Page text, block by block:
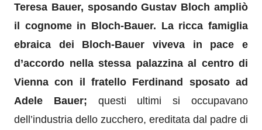
Teresa Bauer, sposando Gustav Bloch ampliò
il cognome in Bloch-Bauer. La ricca famiglia
ebraica dei Bloch-Bauerviveva in pace e
d’accordo nella stessa palazzina al centro di
Viennacon il fratello Ferdinand sposato ad
Adele Bauer; questi ultimisi occupavano
dell’industria dello zucchero, ereditata dal padre di